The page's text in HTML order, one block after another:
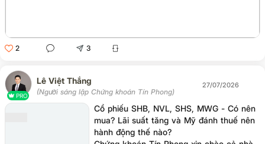
2 3
PRO
Lê Việt Thắng
(Người sáng lập Chứng khoán Tín Phong)
27/07/2026
Cổ phiếu SHB, NVL, SHS, MWG - Có nên
mua? Lãi suất tăng và Mỹ đánh thuế nên
hành động thế nào?